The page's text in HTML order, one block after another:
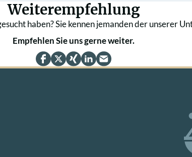
Weiterempfehlung
haben? Sie kennen jemanden der unserer
Empfehlen Sie uns gerne weiter.